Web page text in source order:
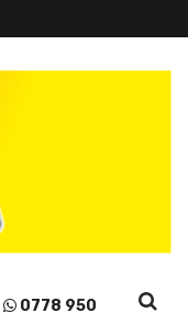
0778 950